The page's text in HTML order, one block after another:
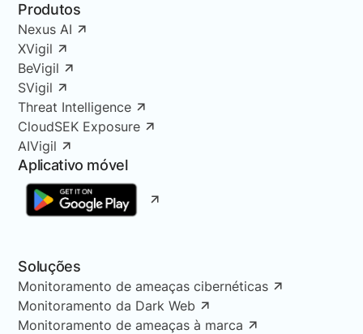
Produtos
Nexus AI
XVigil
BeVigil
SVigil
Threat Intelligence
CloudSEK Exposure
AIVigil
Aplicativo móvel
Soluções
Monitoramento de ameaças cibernéticas
Monitoramento da Dark Web
Monitoramento de ameaças à marca